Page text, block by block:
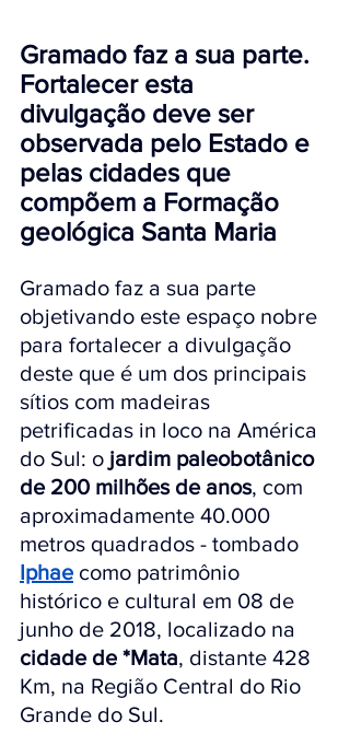
Gramado faz a sua parte.
Fortalecer esta
divulgação deve ser
observada pelo Estado e
pelas cidades que
compõem a Formação
geológica Santa Maria
Gramado faz a sua parte
objetivando este espaço nobre
para fortalecer a divulgação
deste que é um dos principais
sítios com madeiras
petrificadas in loco na América
do Sul: o jardim paleobotânico
de 200 milhões de anos, com
aproximadamente 40.000
metros quadrados - tombado
Iphae como patrimônio
histórico e cultural em 08 de
junho de 2018, localizado na
cidade de *Mata, distante 428
Km, na Região Central do Rio
Grande do Sul.